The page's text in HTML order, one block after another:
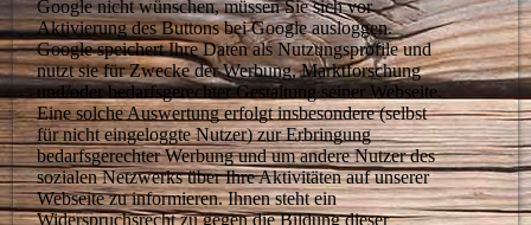
Google nicht wünschen, müssen Sie sich vor
Aktivierung des Buttons bei Google ausloggen.
Google speichert Ihre Daten als Nutzungsprofile und
nutzt sie für Zwecke der Werbung, Marktforschung
und/oder bedarfsgerechter Gestaltung seiner Webseite.
Eine solche Auswertung erfolgt insbesondere (selbst
für nicht eingeloggte Nutzer) zur Erbringung
bedarfsgerechter Werbung und um andere Nutzer des
sozialen Netzwerks über Ihre Aktivitäten auf unserer
Webseite zu informieren. Ihnen steht ein
Widerspruchsrecht zu gegen die Bildung dieser